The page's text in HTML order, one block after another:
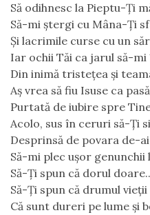
Să odihnesc la Pieptu-Ți
Să-mi ștergi cu Mâna-Ți
Și lacrimile curse cu un
Iar ochii Tăi ca jarul să-mi
Din inimă tristețea și
Aș vrea să fiu Isuse ca
Purtată de iubire spre
Acolo, sus în ceruri să-Ți
Desprinsă de povara de-
Să-mi plec ușor
Să-Ți spun că dorul
Să-Ți spun că drumul
Că sunt dureri pe lume și